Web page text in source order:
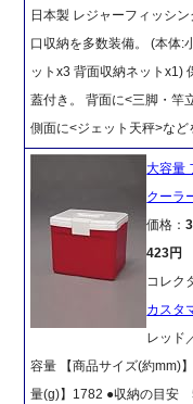
日本製 レジャーフィッシ
口収納を多数装備。 (本体:
ットx3 背面収納ネットx1)
蓋付き。 背面に<三脚・竿
側面に<ジェット天秤>など
大容量
クーラ
価格：
423円
コレク
カスタ
レッド
容量 【商品サイズ(約mm)
量(g)】1782 ●収納の目安